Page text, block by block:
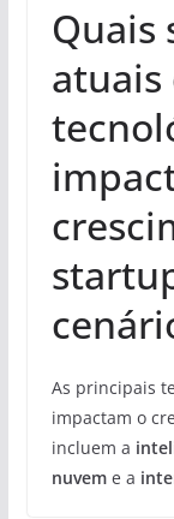
Quais
atuais
As principais
impactam o
incluem a
nuveme a